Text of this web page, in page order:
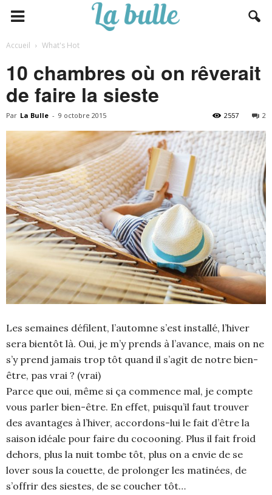
Accueil What's Hot
10 chambres où on rêverait
de faire la sieste
Par La Bulle - 9 octobre 2015 2
2557
Les semaines défilent, l’automne s’est installé, l’hiver
sera bientôt là. Oui, je m’y prends à l’avance, mais on ne
s’y prend jamais trop tôt quand il s’agit de notre bien-
être, pas vrai ? (vrai)
Parce que oui, même si ça commence mal, je compte
vous parler bien-être. En effet, puisqu’il faut trouver
des avantages à l’hiver, accordons-lui le fait d’être la
saison idéale pour faire du cocooning. Plus il fait froid
dehors, plus la nuit tombe tôt, plus on a envie de se
lover sous la couette, de prolonger les matinées, de
s’offrir des siestes, de se coucher tôt…